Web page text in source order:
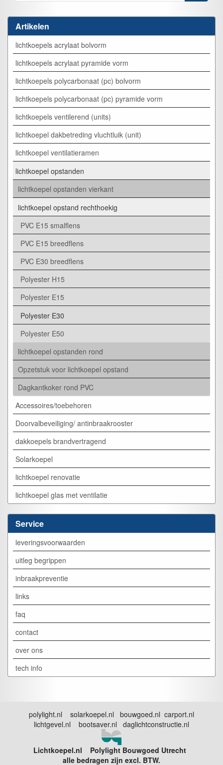
Artikelen
lichtkoepels acrylaat bolvorm
lichtkoepels acrylaat pyramide vorm
lichtkoepels polycarbonaat (pc) bolvorm
lichtkoepels polycarbonaat (pc) pyramide vorm
lichtkoepels ventilerend (units)
lichtkoepel dakbetreding vluchtluik (unit)
lichtkoepel ventilatieramen
lichtkoepel opstanden
lichtkoepel opstanden vierkant
lichtkoepel opstand rechthoekig
PVC E15 smalflens
PVC E15 breedflens
PVC E30 breedflens
Polyester H15
Polyester E15
Polyester E30
Polyester E50
lichtkoepel opstanden rond
Opzetstuk voor lichtkoepel opstand
Dagkantkoker rond PVC
Accessoires/toebehoren
Doorvalbeveiliging/ antinbraakrooster
dakkoepels brandvertragend
Solarkoepel
lichtkoepel renovatie
lichtkoepel glas met ventilatie
Service
leveringsvoorwaarden
uitleg begrippen
inbraakpreventie
links
faq
contact
over ons
tech info
polylight.nl solarkoepel.nl bouwgoed.nl carport.nl
lichtgevel.nl bootsaver.nl daglichtconstructie.nl
Lichtkoepel.nl Polylight Bouwgoed Utrecht
alle bedragen zijn excl. BTW.